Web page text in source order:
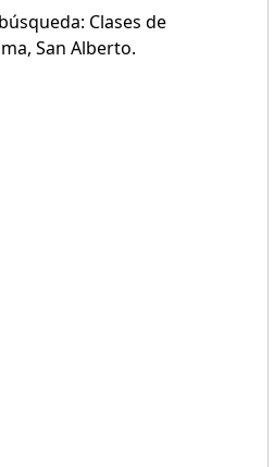
Clases de
San Alberto.